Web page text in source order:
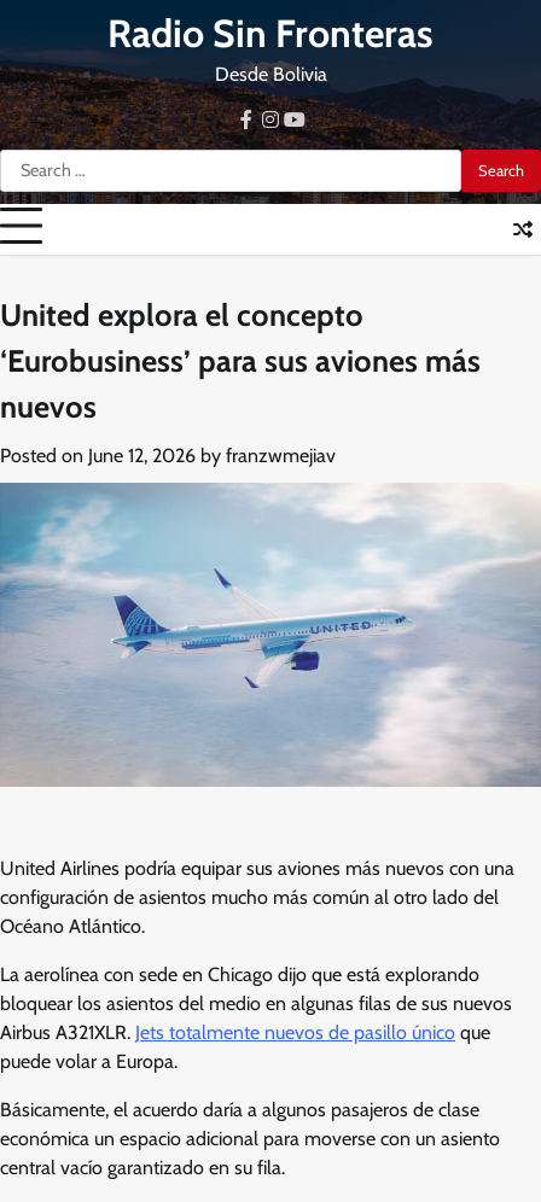
content
Radio Sin Fronteras
Desde Bolivia
Search
for:
facebook
instagram
youtube
United explora el concepto
‘Eurobusiness’ para sus aviones más
nuevos
Posted on June 12, 2026 by franzwmejiav
United Airlines podría equipar sus aviones más nuevos con una
configuración de asientos mucho más común al otro lado del
Océano Atlántico.
La aerolínea con sede en Chicago dijo que está explorando
bloquear los asientos del medio en algunas filas de sus nuevos
Airbus A321XLR. Jets totalmente nuevos de pasillo único que
puede volar a Europa.
Básicamente, el acuerdo daría a algunos pasajeros de clase
económica un espacio adicional para moverse con un asiento
central vacío garantizado en su fila.